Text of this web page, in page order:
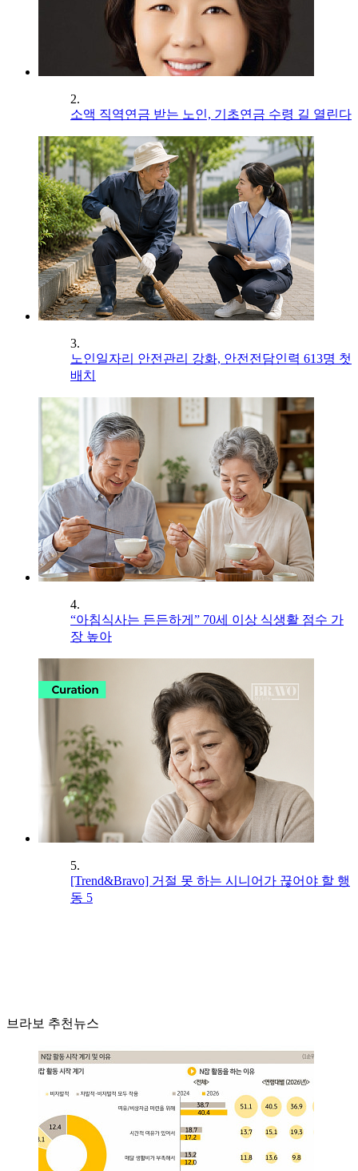
2.
소액 직역연금 받는 노인, 기초연금 수령 길 열린다
3.
노인일자리 안전관리 강화, 안전전담인력 613명 첫
배치
4.
“아침식사는 든든하게” 70세 이상 식생활 점수 가
장 높아
5.
[Trend&Bravo] 거절 못 하는 시니어가 끊어야 할 행
동 5
브라보 추천뉴스